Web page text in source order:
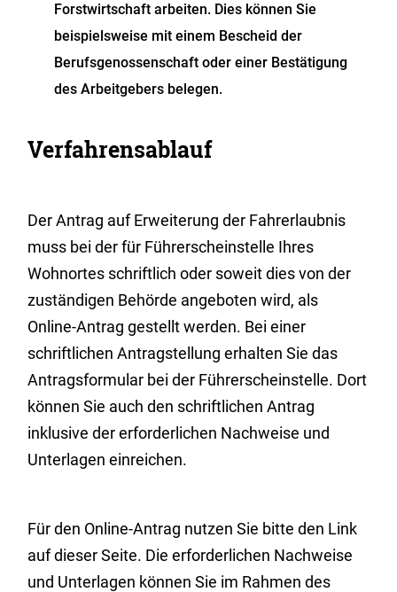
Forstwirtschaft arbeiten. Dies können Sie
beispielsweise mit einem Bescheid der
Berufsgenossenschaft oder einer Bestätigung
des Arbeitgebers belegen.
Verfahrensablauf
Der Antrag auf Erweiterung der Fahrerlaubnis
muss bei der für Führerscheinstelle Ihres
Wohnortes schriftlich oder soweit dies von der
zuständigen Behörde angeboten wird, als
Online-Antrag gestellt werden. Bei einer
schriftlichen Antragstellung erhalten Sie das
Antragsformular bei der Führerscheinstelle. Dort
können Sie auch den schriftlichen Antrag
inklusive der erforderlichen Nachweise und
Unterlagen einreichen.
Für den Online-Antrag nutzen Sie bitte den Link
auf dieser Seite. Die erforderlichen Nachweise
und Unterlagen können Sie im Rahmen des